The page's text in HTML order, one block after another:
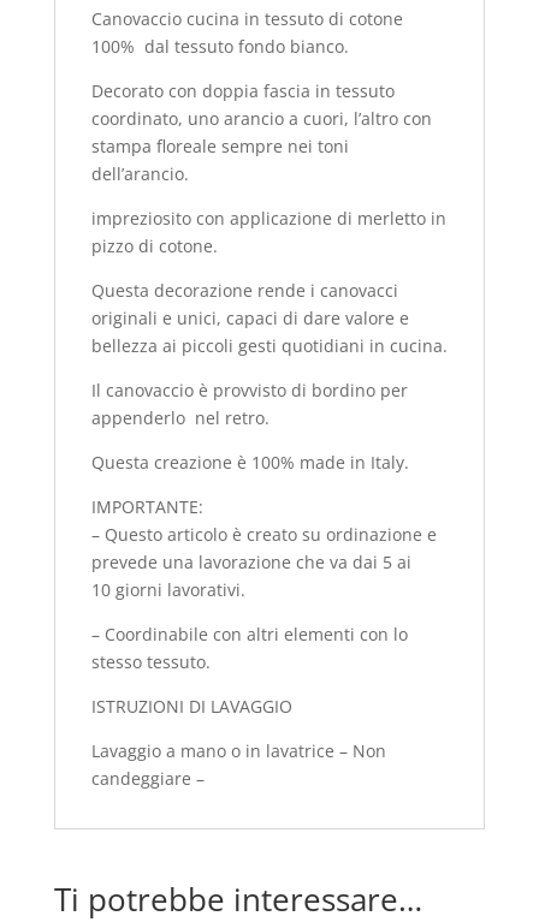
Canovaccio cucina in tessuto di cotone
100% dal tessuto fondo bianco.
Decorato con doppia fascia in tessuto
coordinato, uno arancio a cuori, l’altro con
stampa floreale sempre nei toni
dell’arancio.
impreziosito con applicazione di merletto in
pizzo di cotone.
Questa decorazione rende i canovacci
originali e unici, capaci di dare valore e
bellezza ai piccoli gesti quotidiani in cucina.
Il canovaccio è provvisto di bordino per
appenderlo nel retro.
Questa creazione è 100% made in Italy.
IMPORTANTE:
– Questo articolo è creato su ordinazione e
prevede una lavorazione che va dai 5 ai
10 giorni lavorativi.
– Coordinabile con altri elementi con lo
stesso tessuto.
ISTRUZIONI DI LAVAGGIO
Lavaggio a mano o in lavatrice – Non
candeggiare –
Ti potrebbe interessare…